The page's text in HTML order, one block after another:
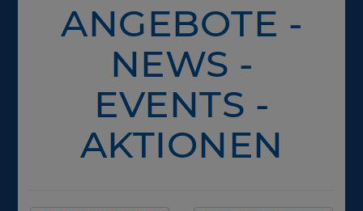
ANGEBOTE -
NEWS -
EVENTS -
AKTIONEN